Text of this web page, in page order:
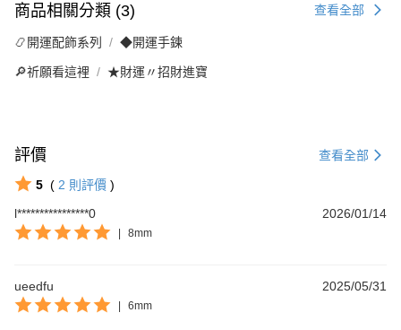
商品相關分類 (3) 查看全部
📿開運配飾系列 ◆開運手鍊
🔎祈願看這裡 ★財運〃招財進寶
評價 查看全部
5 ( 2 則評價 )
l****************0
2026/01/14
8mm
ueedfu 2025/05/31
6mm